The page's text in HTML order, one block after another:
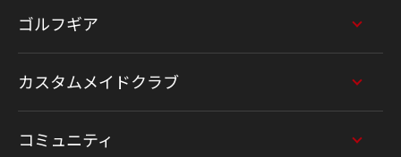
ゴルフギア
カスタムメイドクラブ
コミュニティ